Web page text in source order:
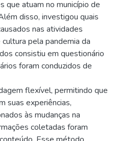
que atuam no município de
disso, investigou quais
nas atividades
pela pandemia da
consistiu em questionário
foram conduzidos de
flexível, permitindo que
suas experiências,
às mudanças na
coletadas foram